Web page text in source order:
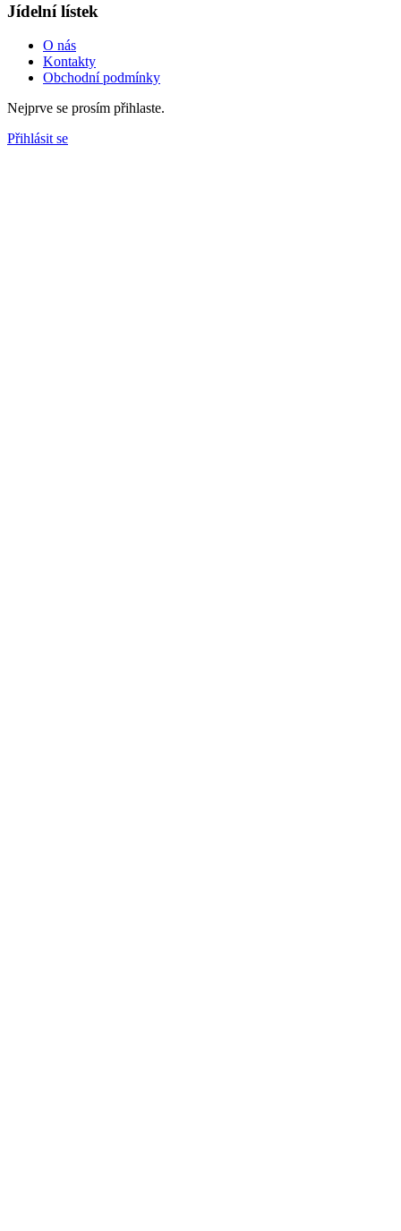
Jídelní lístek
O nás
Kontakty
Obchodní podmínky
Nejprve se prosím přihlaste.
Přihlásit se